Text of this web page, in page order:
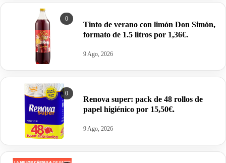
0
Tinto de verano con limón Don Simón,
formato de 1.5 litros por 1,36€.
9 Ago, 2026
0
Renova super: pack de 48 rollos de
papel higiénico por 15,50€.
9 Ago, 2026